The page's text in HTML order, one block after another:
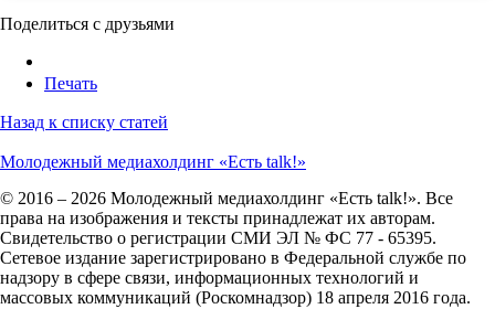
Поделиться с друзьями
Печать
Назад к списку статей
Молодежный медиахолдинг «Есть talk!»
© 2016 – 2026 Молодежный медиахолдинг «Есть talk!». Все
права на изображения и тексты принадлежат их авторам.
Свидетельство о регистрации СМИ ЭЛ № ФС 77 - 65395.
Сетевое издание зарегистрировано в Федеральной службе по
надзору в сфере связи, информационных технологий и
массовых коммуникаций (Роскомнадзор) 18 апреля 2016 года.